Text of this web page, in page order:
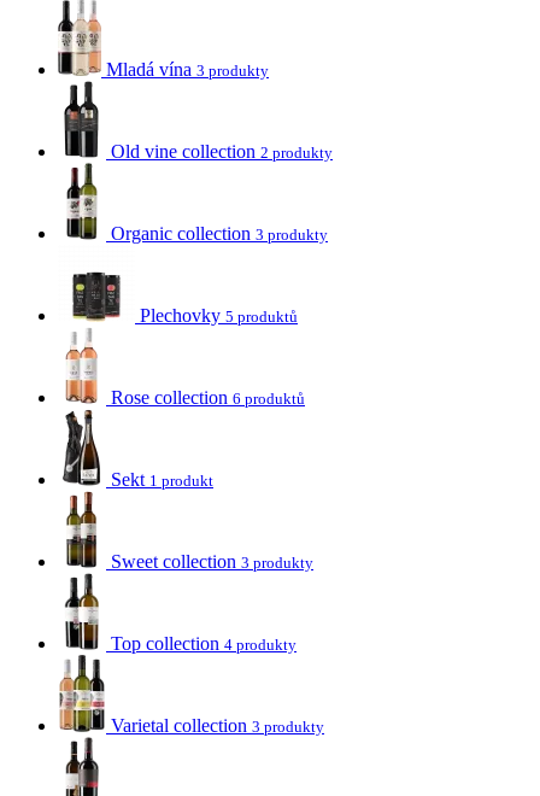
Mladá vína 3 produkty
Old vine collection 2 produkty
Organic collection 3 produkty
Plechovky 5 produktů
Rose collection 6 produktů
Sekt 1 produkt
Sweet collection 3 produkty
Top collection 4 produkty
Varietal collection 3 produkty